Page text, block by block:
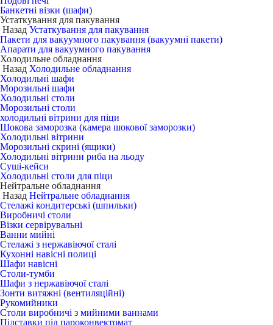
Банкетні візки (шафи)
Устаткування для пакування
Назад Устаткування для пакування
Пакети для вакуумного пакування (вакуумні пакети)
Апарати для вакуумного пакування
Холодильне обладнання
Назад Холодильне обладнання
Холодильні шафи
Морозильні шафи
Холодильні столи
Морозильні столи
холодильні вітрини для піци
Шокова заморозка (камера шокової заморозки)
Холодильні вітрини
Морозильні скрині (ящики)
Холодильні вітрини риба на льоду
Суші-кейси
Холодильні столи для піци
Нейтральне обладнання
Назад Нейтральне обладнання
Стелажі кондитерські (шпильки)
Виробничі столи
Візки сервірувальні
Ванни мийні
Стелажі з нержавіючої сталі
Кухонні навісні полиці
Шафи навісні
Столи-тумби
Шафи з нержавіючої сталі
Зонти витяжні (вентиляційні)
Рукомийники
Столи виробничі з мийними ваннами
Підставки під пароконвектомат